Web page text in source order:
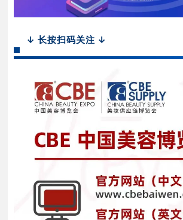
↓ 长按扫码关注 ↓